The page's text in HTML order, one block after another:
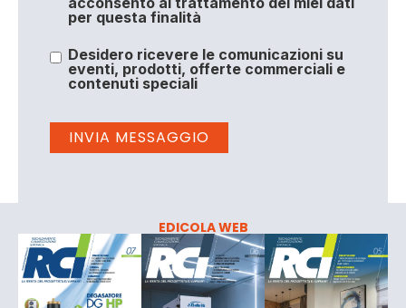
per questa finalità
Desidero ricevere le comunicazioni su
eventi, prodotti, offerte commerciali e
contenuti speciali
EDICOLA WEB